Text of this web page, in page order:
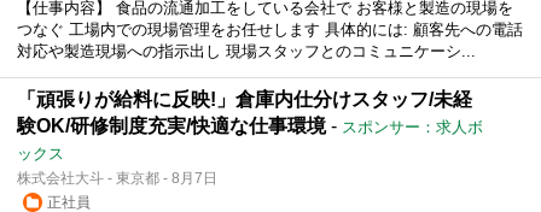
【仕事内容】 食品の流通加工をしている会社で お客様と製造の現場を
つなぐ 工場内での現場管理をお任せします 具体的には: 顧客先への電話
対応や製造現場への指示出し 現場スタッフとのコミュニケーシ...
「頑張りが給料に反映!」倉庫内仕分けスタッフ/未経
験OK/研修制度充実/快適な仕事環境- スポンサー：求人ボ
ックス
株式会社大斗 - 東京都 - 8月7日
正社員